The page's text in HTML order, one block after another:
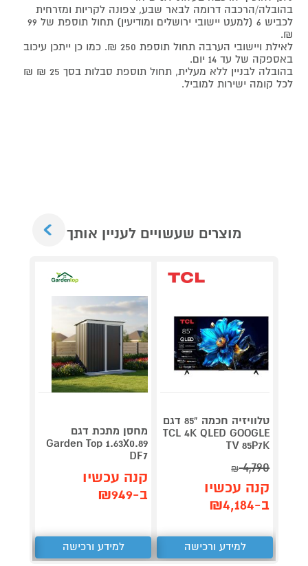
בהובלה/הרכבה דרומה לבאר שבע, צפונה לקריות ומזרחית
לכביש 6 (למעט יישובי ירושלים ומודיעין) תחול תוספת של 99
₪.
לאילת ויישובי הערבה תחול תוספת 250 ₪. כמו כן ייתכן עיכוב
באספקה של עד 14 יום.
בהובלה לבניין ללא מעלית, תחול תוספת סבלות בסך 25 ₪ ₪
לכל קומה ישירות למוביל.
מוצרים שעשויים לעניין אותך
טלוויזיה חכמה "85 דגם
TCL 4K QLED GOOGLE
TV 85P7K
4,790
₪
קנה עכשיו
ב-₪4,184
למידע ורכישה
מחסן מתכת דגם
Garden Top 1.63X0.89
DF7
קנה עכשיו
ב-₪949
למידע ורכישה